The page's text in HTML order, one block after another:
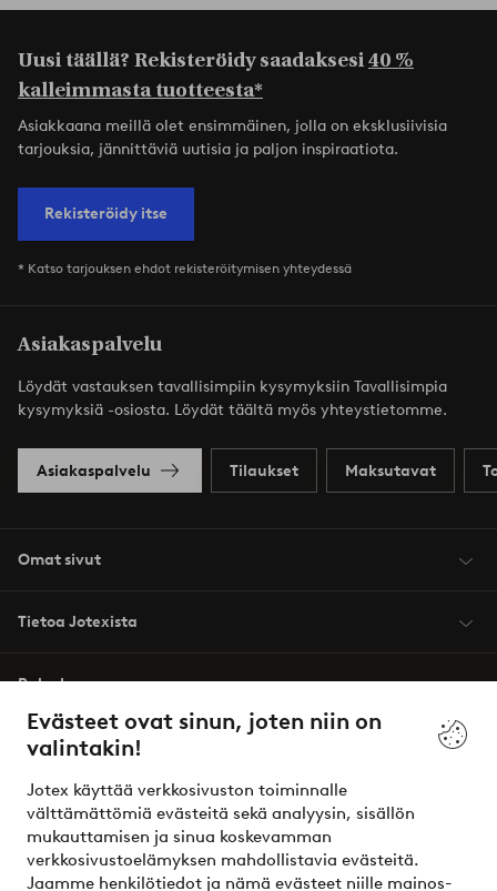
Evästeet ovat sinun, joten niin on
valintakin!
Jotex käyttää verkkosivuston toiminnalle
välttämättömiä evästeitä sekä analyysin, sisällön
mukauttamisen ja sinua koskevamman
verkkosivustoelämyksen mahdollistavia evästeitä.
Jaamme henkilötiedot ja nämä evästeet niille mainos-
Uusi täällä? Rekisteröidy saadaksesi40 %
kalleimmasta tuotteesta*
Asiakkaana meillä olet ensimmäinen, jolla on eksklusiivisia
tarjouksia, jännittäviä uutisia ja paljon inspiraatiota.
Rekisteröidy itse
* Katso tarjouksen ehdot rekisteröitymisen yhteydessä
Asiakaspalvelu
Löydät vastauksen tavallisimpiin kysymyksiin Tavallisimpia
kysymyksiä -osiosta. Löydät täältä myös yhteystietomme.
Asiakaspalvelu Tilaukset Maksutavat
Omat sivut
Tietoa Jotexista
Palvelumme
Ehdot
Ystävät